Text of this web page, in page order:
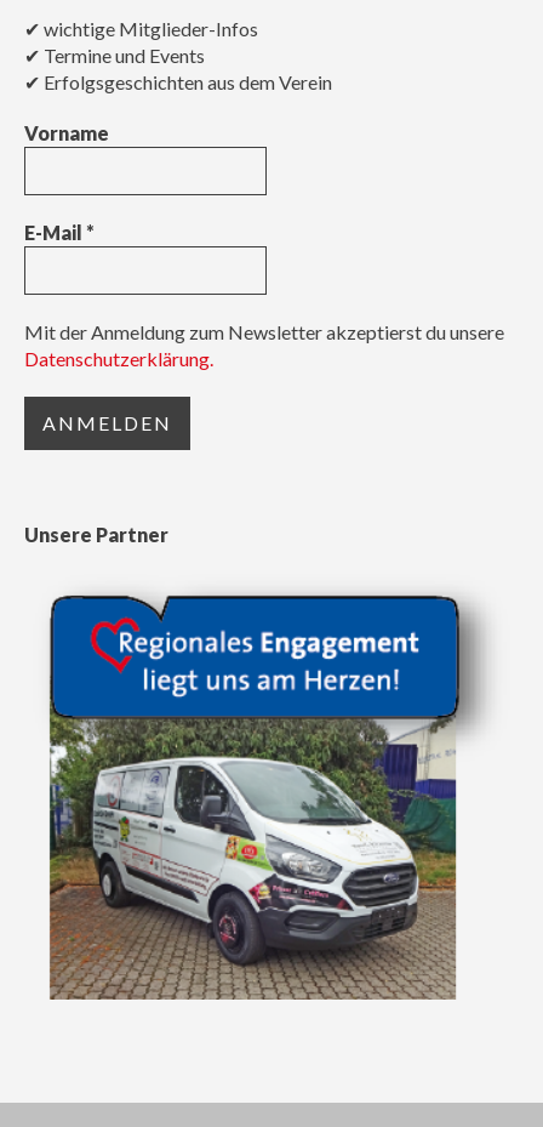
✔ wichtige Mitglieder-Infos
✔ Termine und Events
✔ Erfolgsgeschichten aus dem Verein
Vorname
E-Mail *
Mit der Anmeldung zum Newsletter akzeptierst du unsere
Datenschutzerklärung.
Unsere Partner